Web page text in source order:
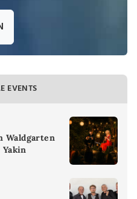
EVENTS
Waldgarten